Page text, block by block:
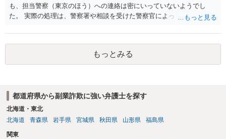
も、担当警察（東京のほう）への連絡は密にいっていないようでし
た。 実際の処理は、警察署や相談を受けた警察官によってだいぶ変わ
いて弁護士に依頼を検討されてください。
もっとみる
都道府県から副業詐欺に強い弁護士を探す
北海道・東北
北海道
青森県 岩手県 宮城県 秋田県 山形県 福島県
関東